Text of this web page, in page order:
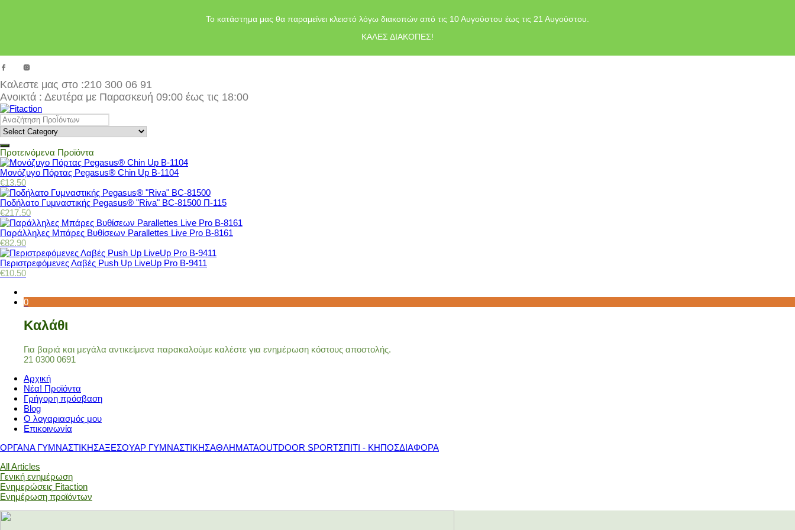
Το κατάστημα μας θα παραμείνει κλειστό λόγω διακοπών από τις 10 Αυγούστου έως τις 21 Αυγούστου.
ΚΑΛΕΣ ΔΙΑΚΟΠΕΣ!
Καλεστε μας στο :210 300 06 91
Ανοικτά : Δευτέρα με Παρασκευή 09:00 έως τις 18:00
Προτεινόμενα Προϊόντα
Μονόζυγο Πόρτας Pegasus® Chin Up Β-1104
€13.50
Ποδήλατο Γυμναστικής Pegasus® "Riva" BC-81500 Π-115
€217.50
Παράλληλες Μπάρες Βυθίσεων Parallettes Live Pro Β-8161
€82.90
Περιστρεφόμενες Λαβές Push Up LiveUp Pro Β-9411
€10.50
0
Καλάθι
Για βαριά και μεγάλα αντικείμενα παρακαλούμε καλέστε για ενημέρωση κόστους αποστολής.
21 0300 0691
Αρχική
Νέα! Προϊόντα
Γρήγορη πρόσβαση
Blog
Ο λογαριασμός μου
Επικοινωνία
ΟΡΓΑΝΑ ΓΥΜΝΑΣΤΙΚΗΣΑΞΕΣΟΥΑΡ ΓΥΜΝΑΣΤΙΚΗΣΑΘΛΗΜΑΤΑOUTDOOR SPORTΣΠΙΤΙ - ΚΗΠΟΣΔΙΑΦΟΡΑ
All Articles
Γενική ενημέρωση
Ενημερώσεις Fitaction
Ενημέρωση προϊόντων